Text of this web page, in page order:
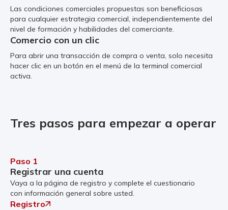
Las condiciones comerciales propuestas son beneficiosas
para cualquier estrategia comercial, independientemente del
nivel de formación y habilidades del comerciante.
Comercio con un clic
Para abrir una transacción de compra o venta, solo necesita
hacer clic en un botón en el menú de la terminal comercial
activa.
Tres pasos para empezar a operar
Paso 1
Registrar una cuenta
Vaya a la página de registro y complete el cuestionario
con información general sobre usted.
Registro